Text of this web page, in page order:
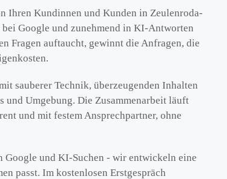
Ihren Kundinnen und Kunden in Zeulenroda-
Google und zunehmend in KI-Antworten
Fragen auftaucht, gewinnt die Anfragen, die
sauberer Technik, überzeugenden Inhalten
Umgebung. Die Zusammenarbeit läuft
und mit festem Ansprechpartner, ohne
Google und KI-Suchen - wir entwickeln eine
passt. Im kostenlosen Erstgespräch